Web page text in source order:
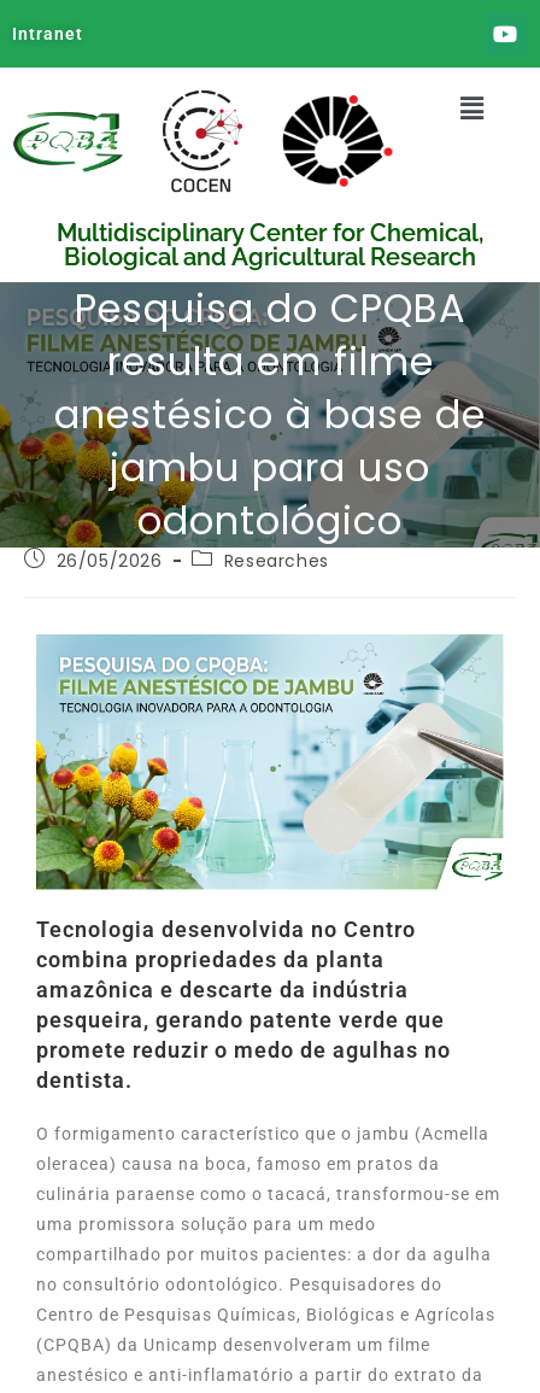
Intranet
Multidisciplinary Center for Chemical,
Biological and Agricultural Research
Pesquisa do CPQBA
resulta em filme
anestésico à base de
jambu para uso
odontológico
26/05/2026 Researches
Tecnologia desenvolvida no Centro
combina propriedades da planta
amazônica e descarte da indústria
pesqueira, gerando patente verde que
promete reduzir o medo de agulhas no
dentista.
O formigamento característico que o jambu (Acmella
oleracea) causa na boca, famoso em pratos da
culinária paraense como o tacacá, transformou-se em
uma promissora solução para um medo
compartilhado por muitos pacientes: a dor da agulha
no consultório odontológico. Pesquisadores do
Centro de Pesquisas Químicas, Biológicas e Agrícolas
(CPQBA) da Unicamp desenvolveram um filme
anestésico e anti-inflamatório a partir do extrato da